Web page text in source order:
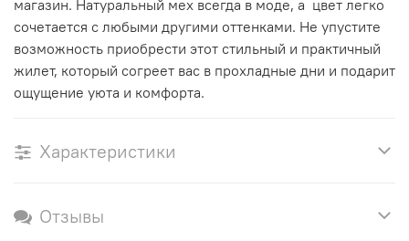
магазин. Натуральный мех всегда в моде, а цвет легко
сочетается с любыми другими оттенками. Не упустите
возможность приобрести этот стильный и практичный
жилет, который согреет вас в прохладные дни и подарит
ощущение уюта и комфорта.
Характеристики
Отзывы